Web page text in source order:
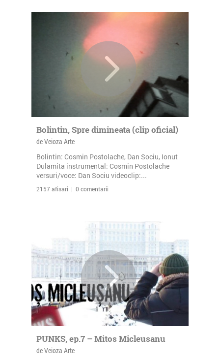
Bolintin, Spre dimineata (clip oficial)
de Veioza Arte
Bolintin: Cosmin Postolache, Dan Sociu, Ionut
Dulamita instrumental: Cosmin Postolache
versuri/voce: Dan Sociu videoclip:...
2157 afisari | 0 comentarii
PUNKS, ep.7 – Mitos Micleusanu
de Veioza Arte